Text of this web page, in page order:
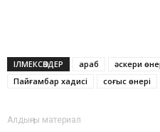
ІЛМЕКСӨЗДЕР араб әскери
Пайғамбар хадисі
соғыс өнері
Алдыңғы материал